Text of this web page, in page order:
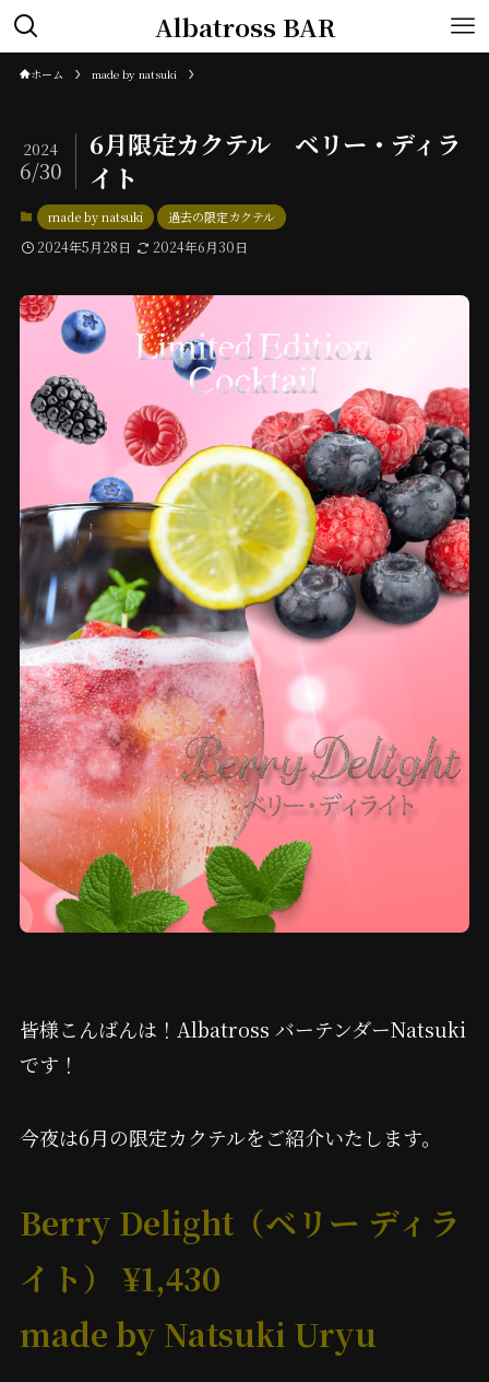
Albatross BAR
ホーム made by natsuki
6月限定カクテル ベリー・ディラ
イト
2024
6/30
made by natsuki 過去の限定カクテル
2024年5月28日 2024年6月30日
皆様こんばんは！Albatross バーテンダーNatsuki
です！
今夜は6月の限定カクテルをご紹介いたします。
Berry Delight（ベリー ディラ
イト） ¥1,430
made by Natsuki Uryu